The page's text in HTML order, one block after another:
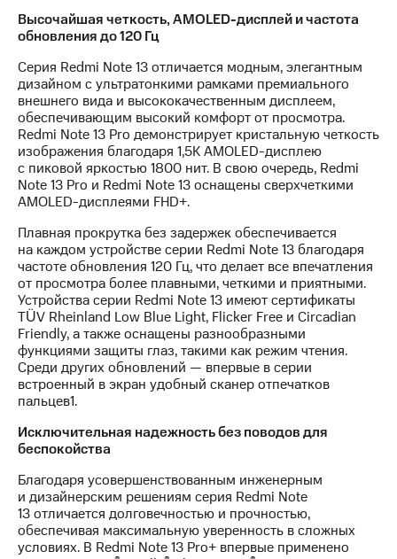
Высочайшая четкость, AMOLED-дисплей и частота
обновления до 120 Гц
Серия Redmi Note 13 отличается модным, элегантным
дизайном с ультратонкими рамками премиального
внешнего вида и высококачественным дисплеем,
обеспечивающим высокий комфорт от просмотра.
Redmi Note 13 Pro демонстрирует кристальную четкость
изображения благодаря 1,5K AMOLED-дисплею
с пиковой яркостью 1800 нит. В свою очередь, Redmi
Note 13 Pro и Redmi Note 13 оснащены сверхчеткими
AMOLED-дисплеями FHD+.
Плавная прокрутка без задержек обеспечивается
на каждом устройстве серии Redmi Note 13 благодаря
частоте обновления 120 Гц, что делает все впечатления
от просмотра более плавными, четкими и приятными.
Устройства серии Redmi Note 13 имеют сертификаты
TÜV Rheinland Low Blue Light, Flicker Free и Circadian
Friendly, а также оснащены разнообразными
функциями защиты глаз, такими как режим чтения.
Среди других обновлений — впервые в серии
встроенный в экран удобный сканер отпечатков
пальцев1.
Исключительная надежность без поводов для
беспокойства
Благодаря усовершенствованным инженерным
и дизайнерским решениям серия Redmi Note
13 отличается долговечностью и прочностью,
обеспечивая максимальную уверенность в сложных
условиях. В Redmi Note 13 Pro+ впервые применено